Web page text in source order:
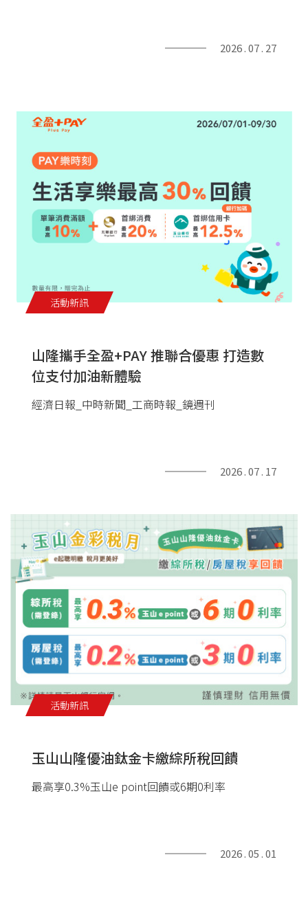
2026 . 07 . 27
活動新訊
山隆攜手全盈+PAY 推聯合優惠 打造數
位支付加油新體驗
經濟日報_中時新聞_工商時報_鏡週刊
2026 . 07 . 17
活動新訊
玉山山隆優油鈦金卡繳綜所稅回饋
最高享0.3%玉山e point回饋或6期0利率
2026 . 05 . 01